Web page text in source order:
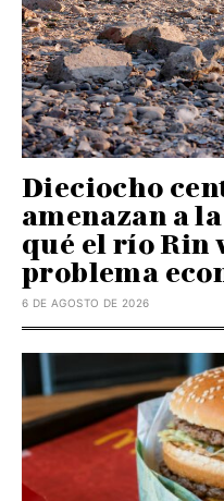
Dieciocho
amenazan a
qué el río Rin
problema
6 DE AGOSTO DE 2026